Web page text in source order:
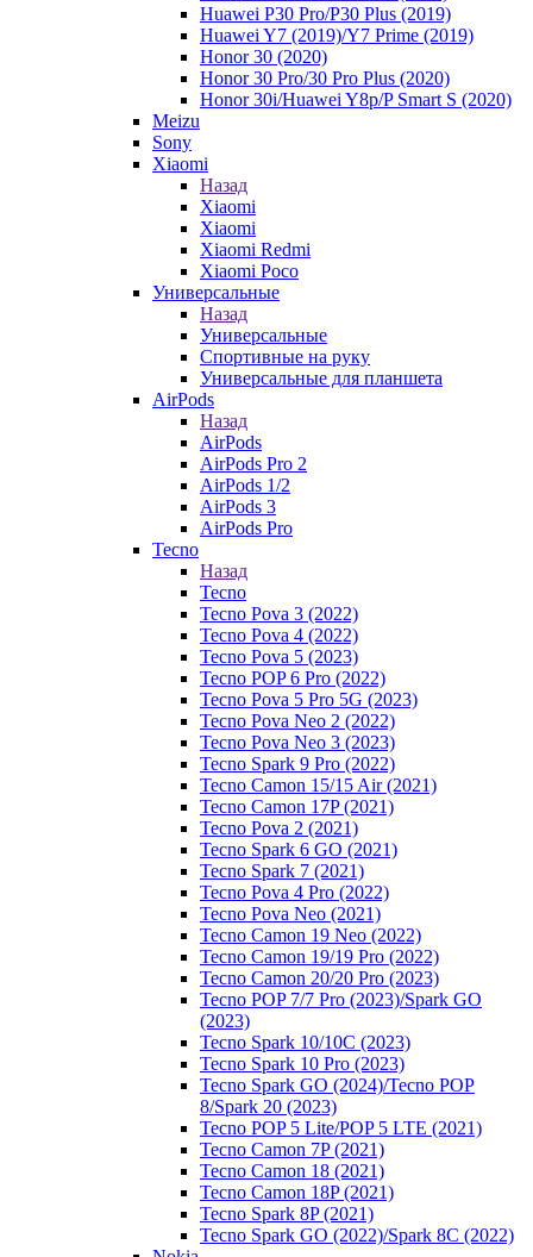
Huawei P30 Pro/P30 Plus (2019)
Huawei Y7 (2019)/Y7 Prime (2019)
Honor 30 (2020)
Honor 30 Pro/30 Pro Plus (2020)
Honor 30i/Huawei Y8p/P Smart S (2020)
Meizu
Sony
Xiaomi
Назад
Xiaomi
Xiaomi
Xiaomi Redmi
Xiaomi Poco
Универсальные
Назад
Универсальные
Спортивные на руку
Универсальные для планшета
AirPods
Назад
AirPods
AirPods Pro 2
AirPods 1/2
AirPods 3
AirPods Pro
Tecno
Назад
Tecno
Tecno Pova 3 (2022)
Tecno Pova 4 (2022)
Tecno Pova 5 (2023)
Tecno POP 6 Pro (2022)
Tecno Pova 5 Pro 5G (2023)
Tecno Pova Neo 2 (2022)
Tecno Pova Neo 3 (2023)
Tecno Spark 9 Pro (2022)
Tecno Camon 15/15 Air (2021)
Tecno Camon 17P (2021)
Tecno Pova 2 (2021)
Tecno Spark 6 GO (2021)
Tecno Spark 7 (2021)
Tecno Pova 4 Pro (2022)
Tecno Pova Neo (2021)
Tecno Camon 19 Neo (2022)
Tecno Camon 19/19 Pro (2022)
Tecno Camon 20/20 Pro (2023)
Tecno POP 7/7 Pro (2023)/Spark GO
(2023)
Tecno Spark 10/10C (2023)
Tecno Spark 10 Pro (2023)
Tecno Spark GO (2024)/Tecno POP
8/Spark 20 (2023)
Tecno POP 5 Lite/POP 5 LTE (2021)
Tecno Camon 7P (2021)
Tecno Camon 18 (2021)
Tecno Camon 18P (2021)
Tecno Spark 8P (2021)
Tecno Spark GO (2022)/Spark 8C (2022)